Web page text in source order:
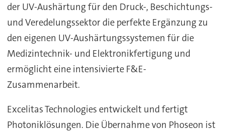
der UV-Aushärtung für den Druck-, Beschichtungs-
und Veredelungssektor die perfekte Ergänzung zu
den eigenen UV-Aushärtungssystemen für die
Medizintechnik- und Elektronikfertigung und
ermöglicht eine intensivierte F&E-
Zusammenarbeit.
Excelitas Technologies entwickelt und fertigt
Photoniklösungen. Die Übernahme von Phoseon ist